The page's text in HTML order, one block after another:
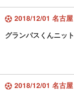
2018/12/01 名古
グランパスくんニッ
2018/12/01 名古